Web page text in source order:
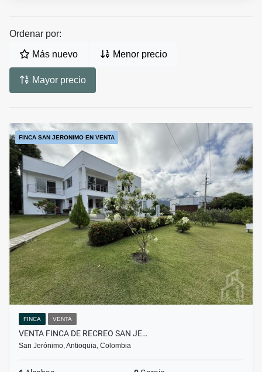
Ordenar por:
Más nuevo Menor precio
Mayor precio
FINCA SAN JERONIMO EN VENTA
FINCA VENTA
VENTA FINCA DE RECREO SAN JE…
San Jerónimo, Antioquia, Colombia